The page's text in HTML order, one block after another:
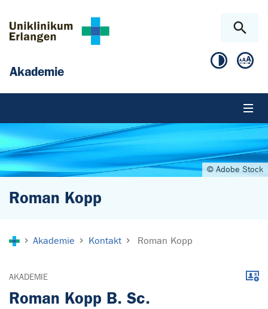
Akademie
© Adobe Stock
Roman Kopp
Akademie Kontakt Roman Kopp
AKADEMIE
Roman Kopp B. Sc.